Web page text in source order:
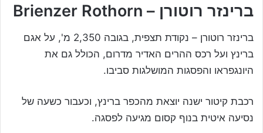
ברינזר רוטורן – Brienzer Rothorn
ברינזר רוטורן – נקודת תצפית, בגובה 2,350 מ', על אגם
ברינץ ועל רכס ההרים האדיר מדרום, הכולל גם את
היונגפראו והפסגות המושלגות סביבו.
רכבת קיטור ישנה יוצאת מהכפר ברינץ, וכעבור כשעה של
נסיעה איטית בנוף קסום מגיעה לפסגה.